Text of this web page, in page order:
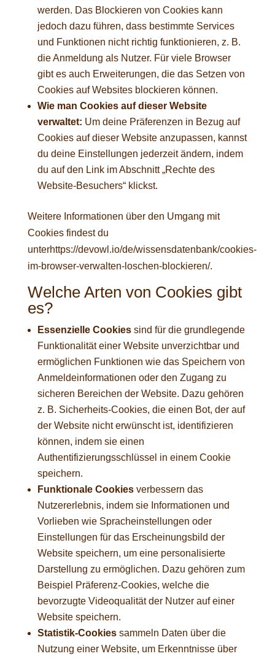
werden. Das Blockieren von Cookies kann
jedoch dazu führen, dass bestimmte Services
und Funktionen nicht richtig funktionieren, z. B.
die Anmeldung als Nutzer. Für viele Browser
gibt es auch Erweiterungen, die das Setzen von
Cookies auf Websites blockieren können.
Wie man Cookies auf dieser Website
verwaltet: Um deine Präferenzen in Bezug auf
Cookies auf dieser Website anzupassen, kannst
du deine Einstellungen jederzeit ändern, indem
du auf den Link im Abschnitt „Rechte des
Website-Besuchers“ klickst.
Weitere Informationen über den Umgang mit
Cookies findest du
unterhttps://devowl.io/de/wissensdatenbank/cookies-
im-browser-verwalten-loschen-blockieren/.
Welche Arten von Cookies gibt
es?
Essenzielle Cookiessind für die grundlegende
Funktionalität einer Website unverzichtbar und
ermöglichen Funktionen wie das Speichern von
Anmeldeinformationen oder den Zugang zu
sicheren Bereichen der Website. Dazu gehören
z. B. Sicherheits-Cookies, die einen Bot, der auf
der Website nicht erwünscht ist, identifizieren
können, indem sie einen
Authentifizierungsschlüssel in einem Cookie
speichern.
Funktionale Cookiesverbessern das
Nutzererlebnis, indem sie Informationen und
Vorlieben wie Spracheinstellungen oder
Einstellungen für das Erscheinungsbild der
Website speichern, um eine personalisierte
Darstellung zu ermöglichen. Dazu gehören zum
Beispiel Präferenz-Cookies, welche die
bevorzugte Videoqualität der Nutzer auf einer
Website speichern.
Statistik-Cookiessammeln Daten über die
Nutzung einer Website, um Erkenntnisse über